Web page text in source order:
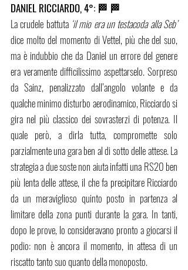
DANIEL RICCIARDO, 4°: 🏁 🏁
La crudele battuta
‘il mio era un testacoda alla Seb’
dice molto del momento di Vettel, più che del suo,
ma è indubbio che da Daniel un errore del genere
era veramente difficilissimo aspettarselo. Sorpreso
da Sainz, penalizzato dall’angolo volante e da
qualche minimo disturbo aerodinamico, Ricciardo si
gira nel più classico dei sovrasterzi di potenza. Il
quale però, a dirla tutta, compromette solo
parzialmente una gara ben al di sotto delle attese. La
strategia a due soste non aiuta infatti una RS20 ben
più lenta delle attese, il che fa precipitare Ricciardo
da un meraviglioso quinto posto in partenza al
limitare della zona punti durante la gara. In tanti,
dopo le prove, lo consideravano pronto a giocarsi il
podio: non è ancora il momento, in attesa di un
riscatto tanto suo quanto della monoposto.